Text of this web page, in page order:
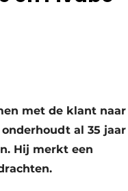
met de klant naar
al 35 jaar
Hij merkt een